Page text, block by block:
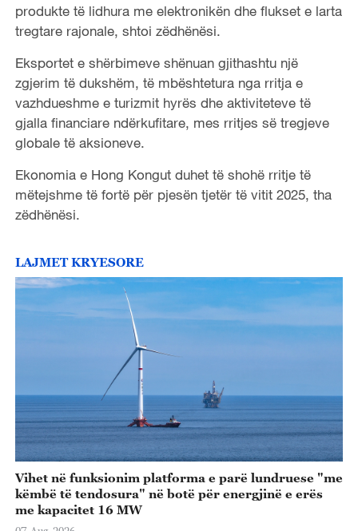
produkte të lidhura me elektronikën dhe flukset e larta
tregtare rajonale, shtoi zëdhënësi.
Eksportet e shërbimeve shënuan gjithashtu një
zgjerim të dukshëm, të mbështetura nga rritja e
vazhdueshme e turizmit hyrës dhe aktiviteteve të
gjalla financiare ndërkufitare, mes rritjes së tregjeve
globale të aksioneve.
Ekonomia e Hong Kongut duhet të shohë rritje të
mëtejshme të fortë për pjesën tjetër të vitit 2025, tha
zëdhënësi.
LAJMET KRYESORE
Vihet në funksionim platforma e parë lundruese "me
këmbë të tendosura" në botë për energjinë e erës
me kapacitet 16 MW